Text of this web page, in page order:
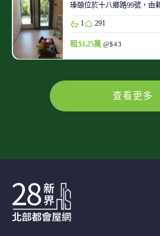
瑧頤位於十八鄉路99號，由
1 291
租 $1.25萬 @$43
查看更多